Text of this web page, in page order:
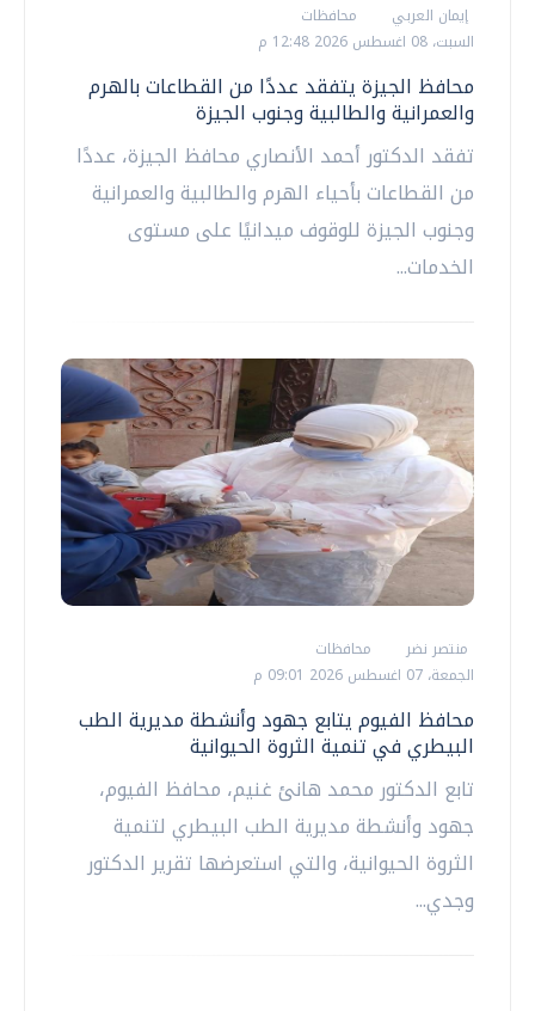
إيمان العربي
محافظات
السبت، 08 اغسطس 2026 12:48 م
محافظ الجيزة يتفقد عددًا من القطاعات بالهرم
والعمرانية والطالبية وجنوب الجيزة
تفقد الدكتور أحمد الأنصاري محافظ الجيزة، عددًا
من القطاعات بأحياء الهرم والطالبية والعمرانية
وجنوب الجيزة للوقوف ميدانيًا على مستوى
الخدمات...
منتصر نضر
محافظات
الجمعة، 07 اغسطس 2026 09:01 م
محافظ الفيوم يتابع جهود وأنشطة مديرية الطب
البيطري في تنمية الثروة الحيوانية
تابع الدكتور محمد هانئ غنيم، محافظ الفيوم،
جهود وأنشطة مديرية الطب البيطري لتنمية
الثروة الحيوانية، والتي استعرضها تقرير الدكتور
وجدي...